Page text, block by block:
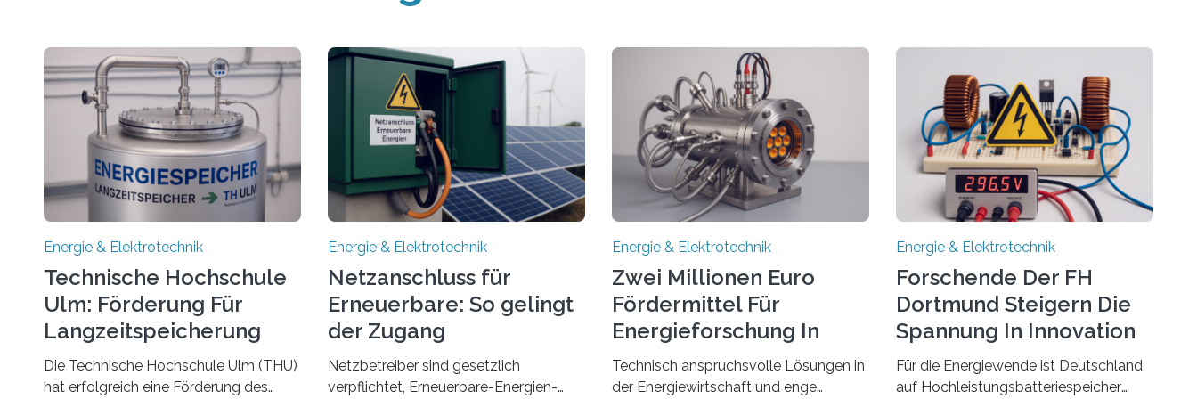
Energie & Elektrotechnik
Technische Hochschule
Ulm: Förderung Für
Langzeitspeicherung
von Energie
Die Technische Hochschule Ulm (THU)
hat erfolgreich eine Förderung des
Energie & Elektrotechnik
Netzanschluss für
Erneuerbare: So gelingt
der Zugang
Netzbetreiber sind gesetzlich
verpflichtet, Erneuerbare-Energien-
Energie & Elektrotechnik
Zwei Millionen Euro
Fördermittel Für
Energieforschung In
Regensburg
Technisch anspruchsvolle Lösungen in
der Energiewirtschaft und enge
Energie & Elektrotechnik
Forschende Der FH
Dortmund Steigern Die
Spannung In Innovation
Für die Energiewende ist Deutschland
auf Hochleistungsbatteriespeicher